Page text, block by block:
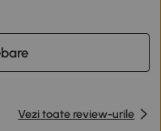
Vezi toate review-urile